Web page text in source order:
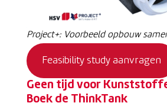
Project+: Voorbeeld opbouw
Feasibility study aanvragen
Geen tijd voor
Boek de ThinkTank